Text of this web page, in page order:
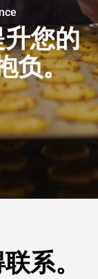
您的
负。
系。